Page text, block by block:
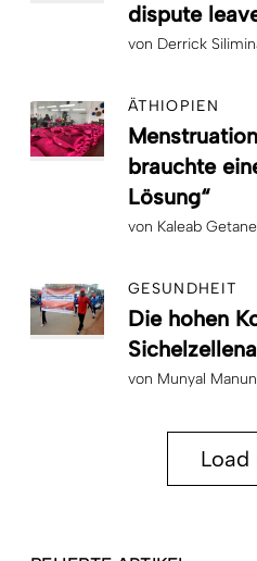
dispute
von Derrick
ÄTHIOPIEN
brauchte
Lösung“
von Kaleab
GESUNDHEIT
Die hohen
von Munyal
Load